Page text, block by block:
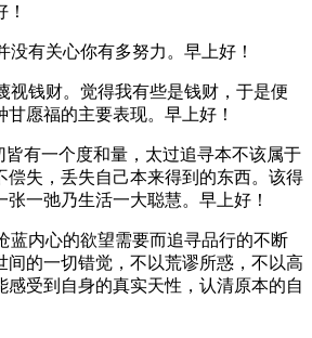
没有关心你有多努力。早上好！
视钱财。觉得我有些是钱财，于是便
愿福的主要表现。早上好！
有一个度和量，太过追寻本不该属于
偿失，丢失自己本来得到的东西。该得
张一弛乃生活一大聪慧。早上好！
蓝内心的欲望需要而追寻品行的不断
间的一切错觉，不以荒谬所惑，不以高
感受到自身的真实天性，认清原本的自